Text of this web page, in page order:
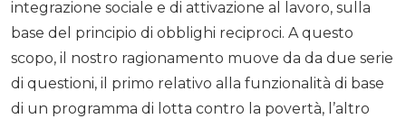
integrazione sociale e di attivazione al lavoro, sulla
base del principio di obblighi reciproci. A questo
scopo, il nostro ragionamento muove da da due serie
di questioni, il primo relativo alla funzionalità di base
di un programma di lotta contro la povertà, l’altro